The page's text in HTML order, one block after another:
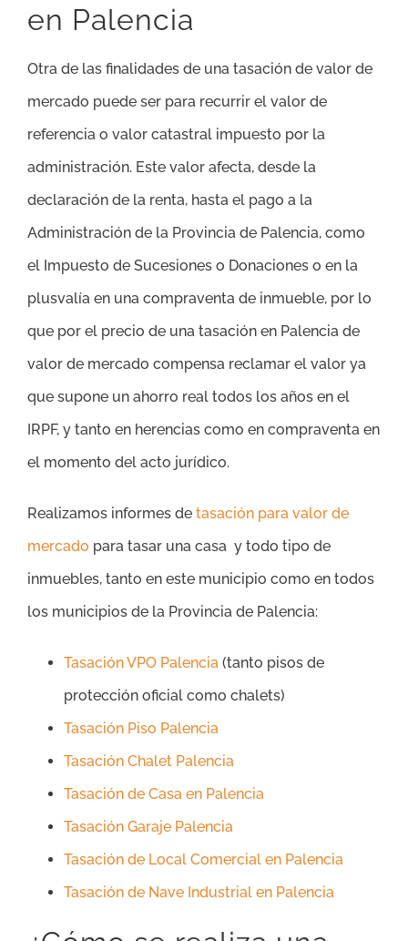
en Palencia
Otra de las finalidades de una tasación de valor de
mercado puede ser para recurrir el valor de
referencia o valor catastral impuesto por la
administración. Este valor afecta, desde la
declaración de la renta, hasta el pago a la
Administración de la Provincia de Palencia, como
el Impuesto de Sucesiones o Donaciones o en la
plusvalía en una compraventa de inmueble, por lo
que por el precio de una tasación en Palencia de
valor de mercado compensa reclamar el valor ya
que supone un ahorro real todos los años en el
IRPF, y tanto en herencias como en compraventa en
el momento del acto jurídico.
Realizamos informes de tasación para valor de
mercado para tasar una casa y todo tipo de
inmuebles, tanto en este municipio como en todos
los municipios de la Provincia de Palencia:
Tasación VPO Palencia (tanto pisos de
protección oficial como chalets)
Tasación Piso Palencia
Tasación Chalet Palencia
Tasación de Casa en Palencia
Tasación Garaje Palencia
Tasación de Local Comercial en Palencia
Tasación de Nave Industrial en Palencia